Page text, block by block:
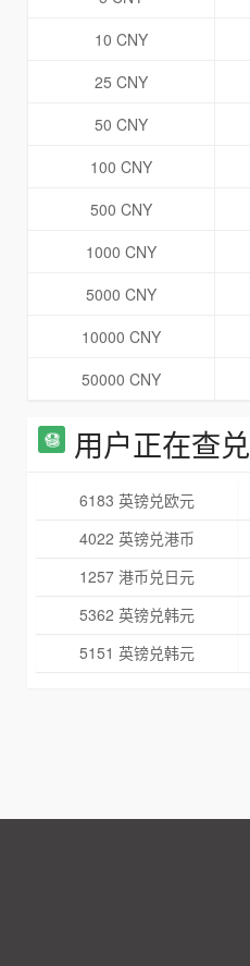
10 CNY
25 CNY
50 CNY
100 CNY
500 CNY
1000 CNY
5000 CNY
10000 CNY
50000 CNY
用户正在查兑
6183 英镑兑欧元
4022 英镑兑港币
1257 港币兑日元
5362 英镑兑韩元
5151 英镑兑韩元